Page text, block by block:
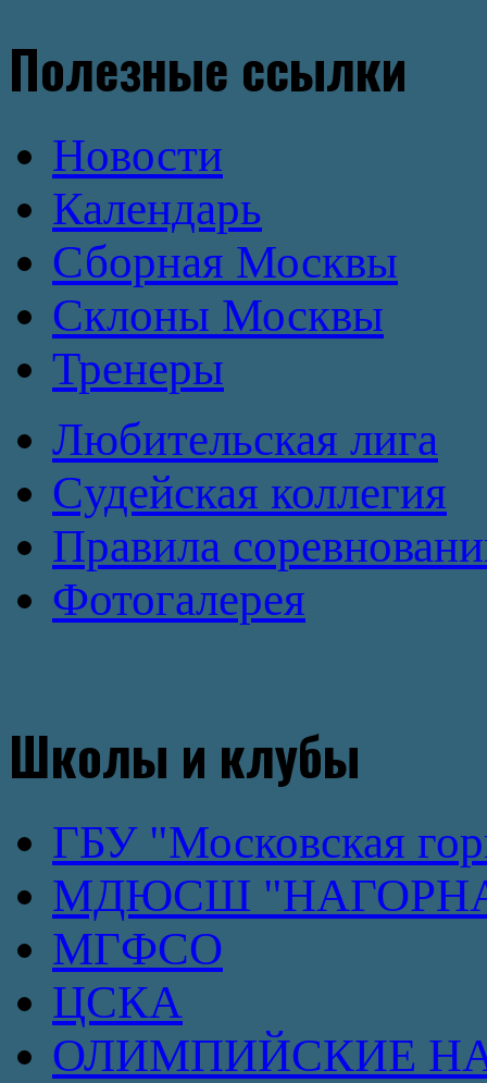
Полезные ссылки
Новости
Календарь
Сборная Москвы
Склоны Москвы
Тренеры
Любительская лига
Cудейская коллегия
Правила
Фотогалерея
Школы и клубы
ГБУ "Московская
МДЮСШ
МГФСО
ЦСКА
ОЛИМПИЙСКИЕ